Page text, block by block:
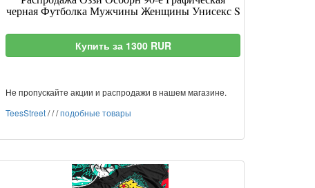
черная Футболка Мужчины Женщины Унисекс S
Купить за 1300 RUR
Не пропускайте акции и распродажи в нашем магазине.
TeesStreet///подобные товары